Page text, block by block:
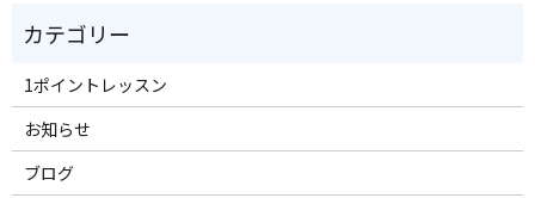
1ポイントレッスン
お知らせ
ブログ